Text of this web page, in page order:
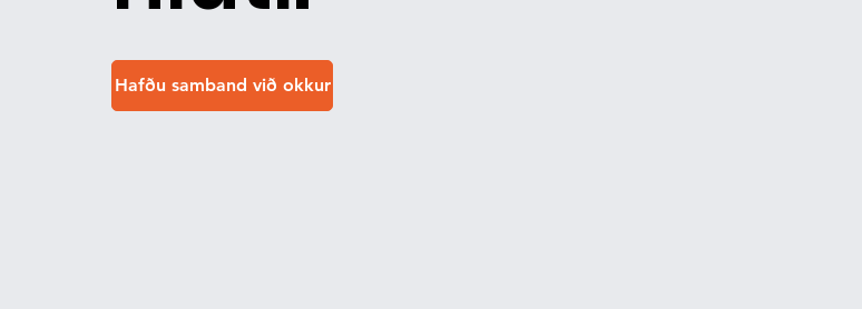
Hafðu samband við okkur